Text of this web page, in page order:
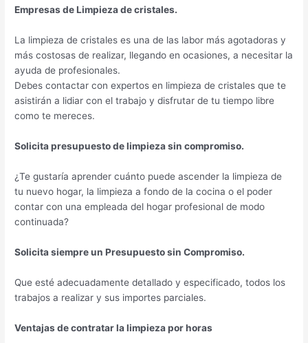
Empresas de Limpieza de cristales.
La limpieza de cristales es una de las labor más agotadoras y
más costosas de realizar, llegando en ocasiones, a necesitar la
ayuda de profesionales.
Debes contactar con expertos en limpieza de cristales que te
asistirán a lidiar con el trabajo y disfrutar de tu tiempo libre
como te mereces.
Solicita presupuesto de limpieza sin compromiso.
¿Te gustaría aprender cuánto puede ascender la limpieza de
tu nuevo hogar, la limpieza a fondo de la cocina o el poder
contar con una empleada del hogar profesional de modo
continuada?
Solicita siempre un Presupuesto sin Compromiso.
Que esté adecuadamente detallado y especificado, todos los
trabajos a realizar y sus importes parciales.
Ventajas de contratar la limpieza por horas